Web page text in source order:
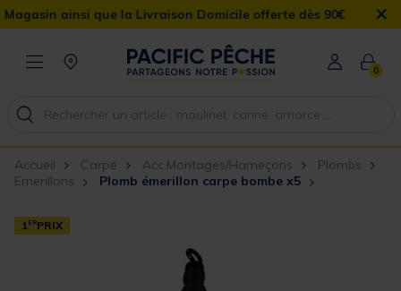
ainsi que la Livraison Domicile offerte dès 90€ ×
0
Accueil Carpe Acc.Montages/Hameçons
Plombs
Emerillons
Plomb émerillon carpe bombe x5
1 ERPRIX